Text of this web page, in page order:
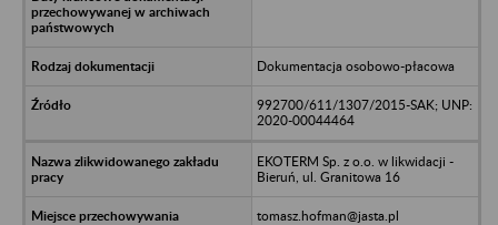
Dokumentacja osobowo-płacowa
992700/611/1307/2015-SAK; UNP:
2020-00044464
EKOTERM Sp. z o.o. w likwidacji -
Bieruń, ul. Granitowa 16
tomasz.hofman@jasta.pl